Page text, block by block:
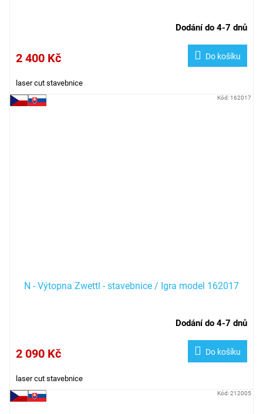
Dodání do 4-7 dnů
2 400 Kč Do košíku
laser cut stavebnice
N - Výtopna Zwettl - stavebnice / Igra model 162017
Dodání do 4-7 dnů
2 090 Kč Do košíku
laser cut stavebnice
Kód: 162017
Kód:212005